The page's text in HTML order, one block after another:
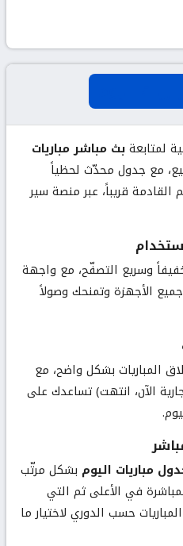
لمتابعةبث مباشر مباريات
مع جدول محدّث لحظياً
القادمة قريباً، عبر منصة سير
وسريع التصفّح، مع واجهة
الأجهزة وتمنحك وصولاً
المباريات بشكل واضح، مع
الآن، انتهت) تساعدك على
مباريات اليوم بشكل مرتّب
في الأعلى ثم التي
حسب الدوري لاختيار ما